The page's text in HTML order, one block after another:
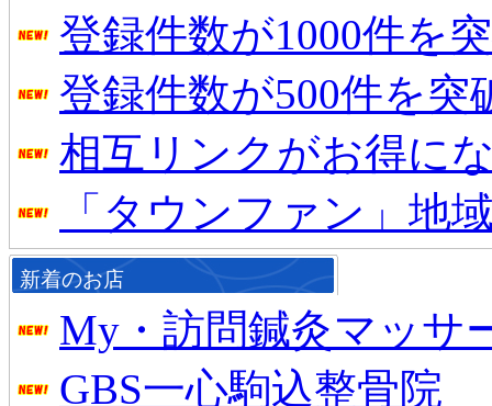
登録件数が1000件を
登録件数が500件を突
相互リンクがお得に
「タウンファン」地
新着のお店
My・訪問鍼灸マッサ
GBS一心駒込整骨院